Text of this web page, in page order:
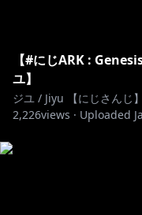
【#にじARK :
ユ】
ジユ / Jiyu 【にじさんじ】
2,226views · Uploaded